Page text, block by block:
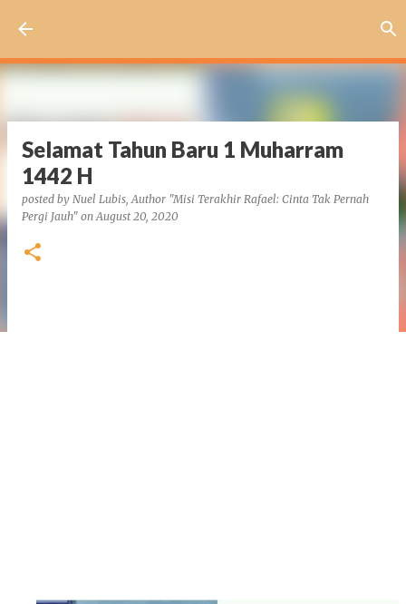
Selamat Tahun Baru 1 Muharram
1442 H
posted by Nuel Lubis, Author "Misi Terakhir Rafael: Cinta Tak Pernah
Pergi Jauh" onAugust 20, 2020